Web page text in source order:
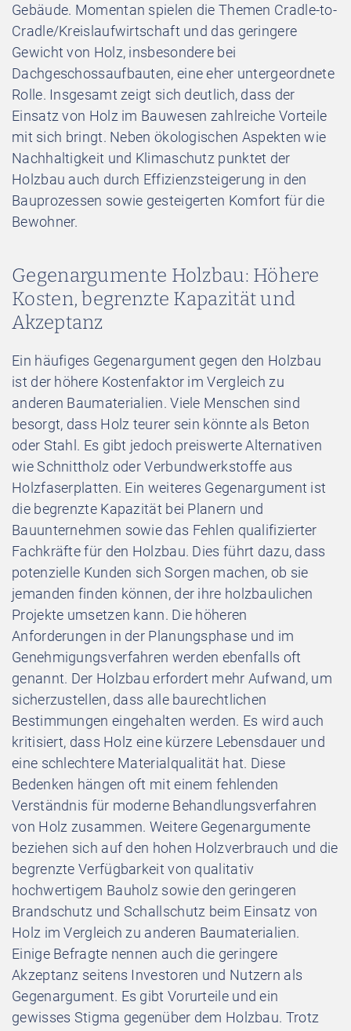
Gebäude. Momentan spielen die Themen Cradle-to-
Cradle/Kreislaufwirtschaft und das geringere
Gewicht von Holz, insbesondere bei
Dachgeschossaufbauten, eine eher untergeordnete
Rolle. Insgesamt zeigt sich deutlich, dass der
Einsatz von Holz im Bauwesen zahlreiche Vorteile
mit sich bringt. Neben ökologischen Aspekten wie
Nachhaltigkeit und Klimaschutz punktet der
Holzbau auch durch Effizienzsteigerung in den
Bauprozessen sowie gesteigerten Komfort für die
Bewohner.
Gegenargumente Holzbau: Höhere
Kosten, begrenzte Kapazität und
Akzeptanz
Ein häufiges Gegenargument gegen den Holzbau
ist der höhere Kostenfaktor im Vergleich zu
anderen Baumaterialien. Viele Menschen sind
besorgt, dass Holz teurer sein könnte als Beton
oder Stahl. Es gibt jedoch preiswerte Alternativen
wie Schnittholz oder Verbundwerkstoffe aus
Holzfaserplatten. Ein weiteres Gegenargument ist
die begrenzte Kapazität bei Planern und
Bauunternehmen sowie das Fehlen qualifizierter
Fachkräfte für den Holzbau. Dies führt dazu, dass
potenzielle Kunden sich Sorgen machen, ob sie
jemanden finden können, der ihre holzbaulichen
Projekte umsetzen kann. Die höheren
Anforderungen in der Planungsphase und im
Genehmigungsverfahren werden ebenfalls oft
genannt. Der Holzbau erfordert mehr Aufwand, um
sicherzustellen, dass alle baurechtlichen
Bestimmungen eingehalten werden. Es wird auch
kritisiert, dass Holz eine kürzere Lebensdauer und
eine schlechtere Materialqualität hat. Diese
Bedenken hängen oft mit einem fehlenden
Verständnis für moderne Behandlungsverfahren
von Holz zusammen. Weitere Gegenargumente
beziehen sich auf den hohen Holzverbrauch und die
begrenzte Verfügbarkeit von qualitativ
hochwertigem Bauholz sowie den geringeren
Brandschutz und Schallschutz beim Einsatz von
Holz im Vergleich zu anderen Baumaterialien.
Einige Befragte nennen auch die geringere
Akzeptanz seitens Investoren und Nutzern als
Gegenargument. Es gibt Vorurteile und ein
gewisses Stigma gegenüber dem Holzbau. Trotz